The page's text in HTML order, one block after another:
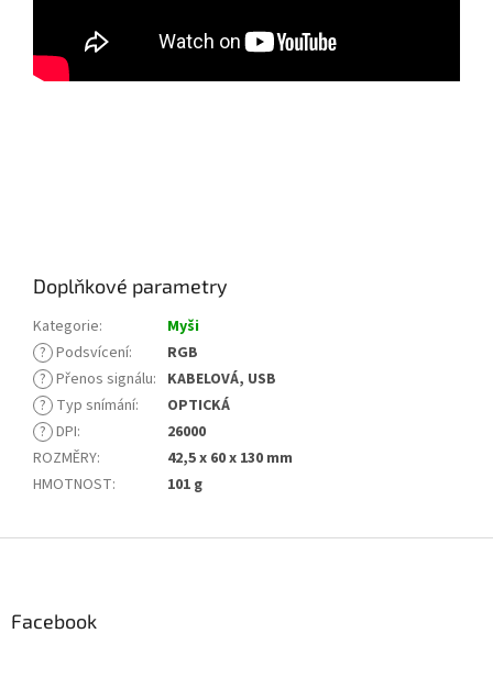
Doplňkové parametry
Kategorie:
Myši
? Podsvícení:
RGB
? Přenos signálu: KABELOVÁ, USB
? Typ snímání:
OPTICKÁ
? DPI:
26000
ROZMĚRY:
42,5 x 60 x 130 mm
HMOTNOST: 101 g
Facebook